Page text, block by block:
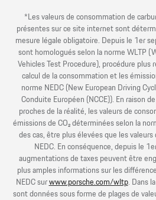
*Les valeurs de consommation de
présentes sur ce site internet sont
mesure légale obligatoire. Depuis le 1er
sont homologués selon la norme WLTP
Vehicles Test Procedure), procédure plus
calcul de la consommation et les
norme NEDC (New European Driving
Conduite Européen (NCCE)). En raison
proches de la réalité, les valeurs de
émissions de CO₂ déterminées selon la
des cas, être plus élevées que les
NEDC. En conséquence, depuis le
augmentations de taxes peuvent être
plus amples informations sur les
NEDC surwww.porsche.com/wltp. Dans
sont données sous forme de plages de